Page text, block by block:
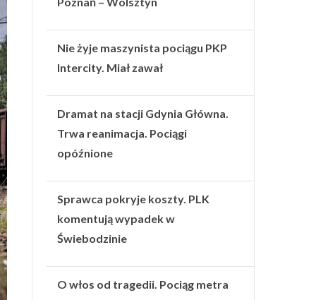
Nie żyje maszynista pociągu PKP
Intercity. Miał zawał
Dramat na stacji Gdynia Główna.
Trwa reanimacja. Pociągi
opóźnione
Sprawca pokryje koszty. PLK
komentują wypadek w
Świebodzinie
O włos od tragedii. Pociąg metra